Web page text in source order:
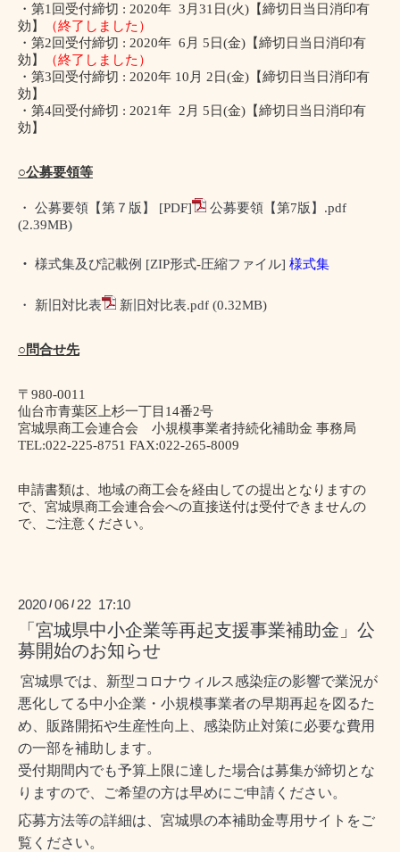
・第1 回受付締切 : 2020年 3 月31 日(火) 【締切日当日消印有
効】
（終了しました）
・第2回受付締切 : 2020年 6 月 5日(金) 【締切日当日消印有
効】
（終了しました）
・第3回受付締切 : 2020年 10 月 2日(金) 【締切日当日消印有
効】
・第4回受付締切 : 2021年 2 月 5日(金) 【締切日当日消印有
効】
○公募要領等
・ 公募要領【第７版】 [PDF]
公募要領【第7版】.pdf
(2.39MB)
・ 様式集及び記載例 [ZIP形式-圧縮ファイル] 様式集
・ 新旧対比表 新旧対比表.pdf (0.32MB)
○問合せ先
〒 980-0011
仙台市青葉区上杉一丁目 14番2号
宮城県商工会連合会 小規模事業者持続化補助金 事務局
TEL:022-225-8751 FAX:022-265-8009
申請書類は、地域の商工会を経由しての提出となりますの
で、宮城県商工会連合会への直接送付は受付できませんの
で、ご注意ください。
2020 /06 / 22 17:10
「宮城県中小企業等再起支援事業補助金」公
募開始のお知らせ
宮城県では、新型コロナウィルス感染症の影響で業況が
悪化してる中小企業・小規模事業者の早期再起を図るた
め、販路開拓や生産性向上、感染防止対策に必要な費用
の一部を補助します。
受付期間内でも予算上限に達した場合は募集が締切とな
りますので、ご希望の方は早めにご申請ください。
応募方法等の詳細は、宮城県の本補助金専用サイトをご
覧ください。